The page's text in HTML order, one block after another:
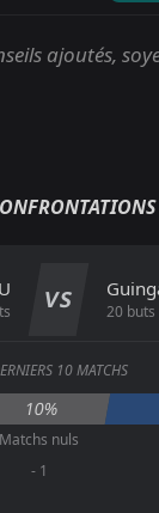
ajoutés,
VS 20 buts
10 MATCHS
10%
Matchs nuls
- 1